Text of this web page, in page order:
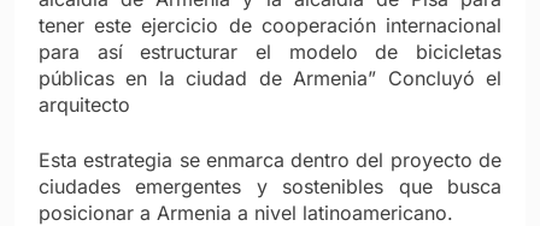
tener este ejercicio de cooperación internacional
para así estructurar el modelo de bicicletas
públicas en la ciudad de Armenia” Concluyó el
arquitecto
Esta estrategia se enmarca dentro del proyecto de
ciudades emergentes y sostenibles que busca
posicionar a Armenia a nivel latinoamericano.